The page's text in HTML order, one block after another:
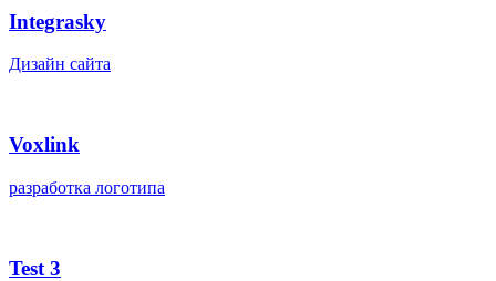
Integrasky
Дизайн сайта
Voxlink
разработка логотипа
Test 3